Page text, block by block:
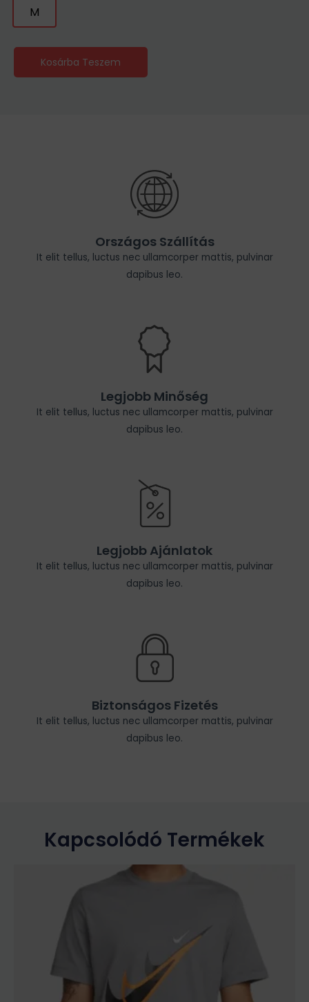
M
Kosárba Teszem
Országos Szállítás
It elit tellus, luctus nec ullamcorper mattis, pulvinar
dapibus leo.
Legjobb Minőség
It elit tellus, luctus nec ullamcorper mattis, pulvinar
dapibus leo.
Legjobb Ajánlatok
It elit tellus, luctus nec ullamcorper mattis, pulvinar
dapibus leo.
Biztonságos Fizetés
It elit tellus, luctus nec ullamcorper mattis, pulvinar
dapibus leo.
Kapcsolódó Termékek
variációja
van.
A